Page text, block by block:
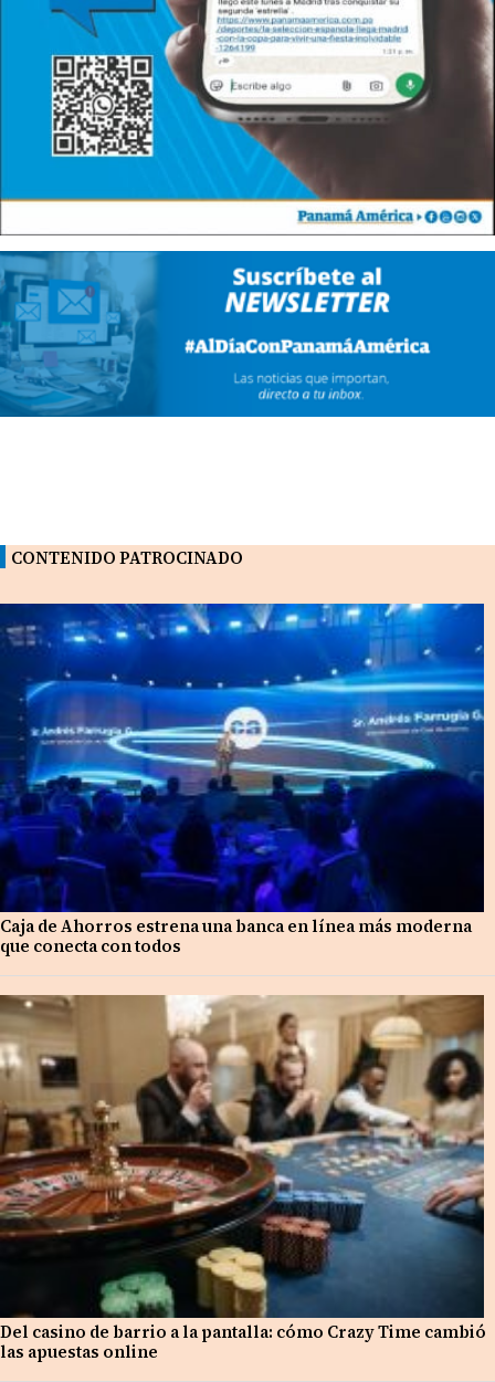
CONTENIDO PATROCINADO
Caja de Ahorros estrena una banca en línea más moderna
que conecta con todos
Del casino de barrio a la pantalla: cómo Crazy Time cambió
las apuestas online